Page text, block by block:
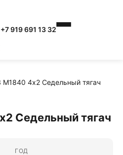
+7 919 691 13 32
М1840 4x2 Седельный тягач
Седельный тягач
ГОД